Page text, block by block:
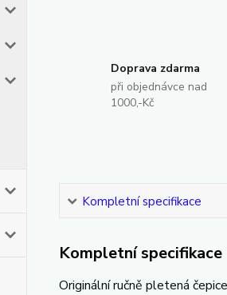
Doprava zdarma
při objednávce nad
1000,-Kč
Kompletní specifikace
Kompletní specifikace
Originální ručně pletená